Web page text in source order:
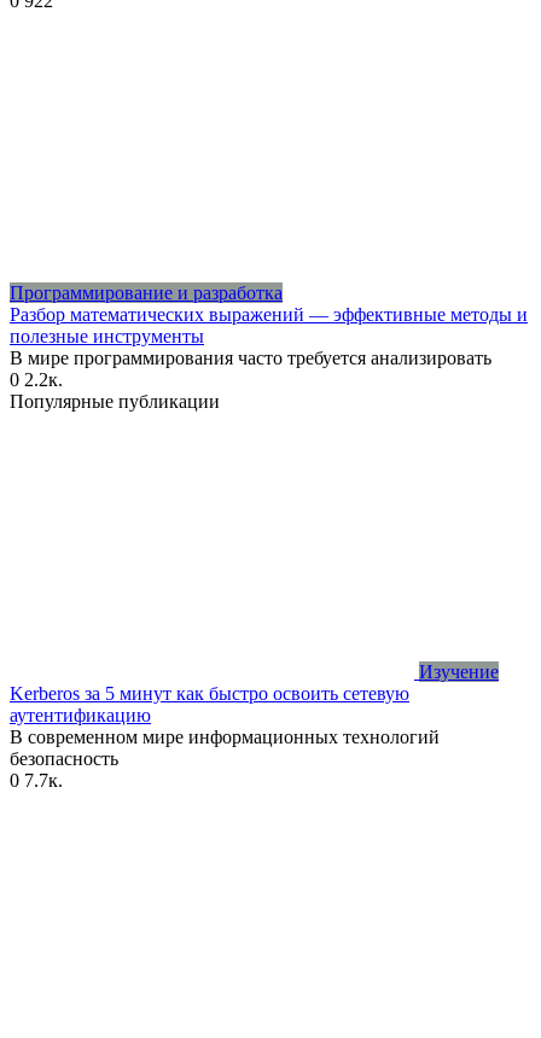
Программирование и разработка
Разбор математических выражений — эффективные методы и
полезные инструменты
В мире программирования часто требуется анализировать
0 2.2к.
Популярные публикации
Изучение
Kerberos за 5 минут как быстро освоить сетевую
аутентификацию
В современном мире информационных технологий
безопасность
0 7.7к.